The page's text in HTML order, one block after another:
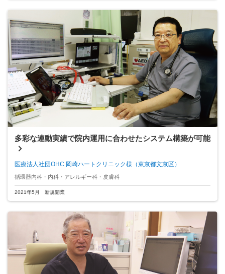
多彩な連動実績で院内運用に合わせたシステム構築が可能
医療法⼈社団OHC 岡崎ハートクリニック様 （東京都文京区）
循環器内科・内科・アレルギー科・⽪膚科
2021年5月 新規開業